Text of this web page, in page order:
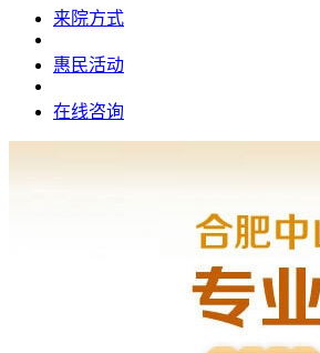
来院方式
惠民活动
在线咨询